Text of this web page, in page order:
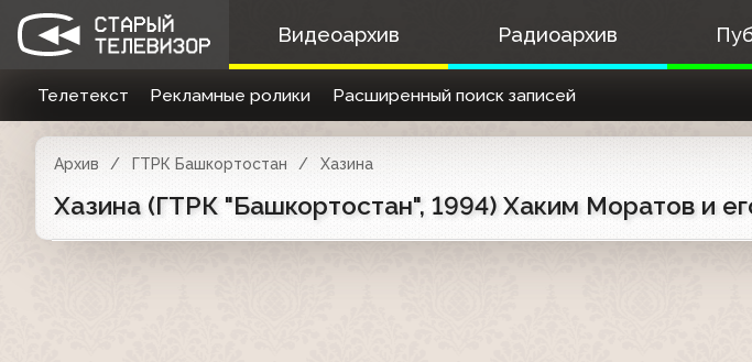
Видеоархив Радиоархив
Телетекст Рекламные ролики Расширенный поиск записей
Архив ГТРК Башкортостан Хазина
Хазина (ГТРК "Башкортостан", 1994) Хаким Моратов и